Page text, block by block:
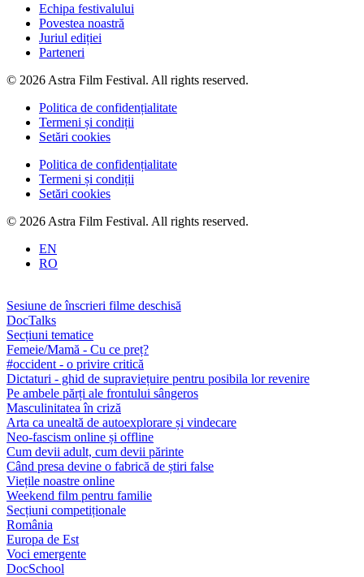
Echipa festivalului
Povestea noastră
Juriul ediției
Parteneri
© 2026 Astra Film Festival. All rights reserved.
Politica de confidențialitate
Termeni și condiții
Setări cookies
Politica de confidențialitate
Termeni și condiții
Setări cookies
© 2026 Astra Film Festival. All rights reserved.
EN
RO
Sesiune de înscrieri filme deschisă
DocTalks
Secțiuni tematice
Femeie/Mamă - Cu ce preț?
#occident - o privire critică
Dictaturi - ghid de supraviețuire pentru posibila lor revenire
Pe ambele părți ale frontului sângeros
Masculinitatea în criză
Arta ca unealtă de autoexplorare și vindecare
Neo-fascism online și offline
Cum devii adult, cum devii părinte
Când presa devine o fabrică de știri false
Viețile noastre online
Weekend film pentru familie
Secțiuni competiționale
România
Europa de Est
Voci emergente
DocSchool